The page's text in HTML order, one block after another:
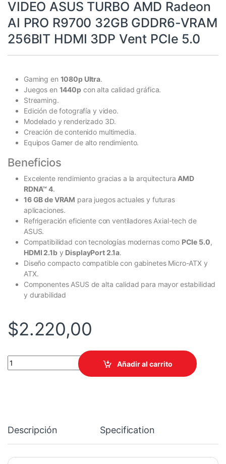
VIDEO ASUS TURBO AMD Radeon
AI PRO R9700 32GB GDDR6-VRAM
256BIT HDMI 3DP Vent PCIe 5.0
Gaming en 1080p Ultra.
Juegos en 1440pcon alta calidad gráfica.
Streaming.
Edición de fotografía y video.
Modelado y renderizado 3D.
Creación de contenido multimedia.
Equipos Gamer de alto rendimiento.
Beneficios
Excelente rendimiento gracias a la arquitectura AMD
RDNA™ 4.
16 GB de VRAM para juegos actuales y futuras
aplicaciones.
Refrigeración eficiente con ventiladores Axial-tech de
ASUS.
Compatibilidad con tecnologías modernas como PCIe 5.0,
HDMI 2.1by DisplayPort 2.1a.
Diseño compacto compatible con gabinetes Micro-ATX y
ATX.
Componentes ASUS de alta calidad para mayor estabilidad
y durabilidad
$2.220,00
VIDEO ASUS TURBO AMD Radeon AI PRO R9700 32GB
Añadir al carrito
Descripción Specification